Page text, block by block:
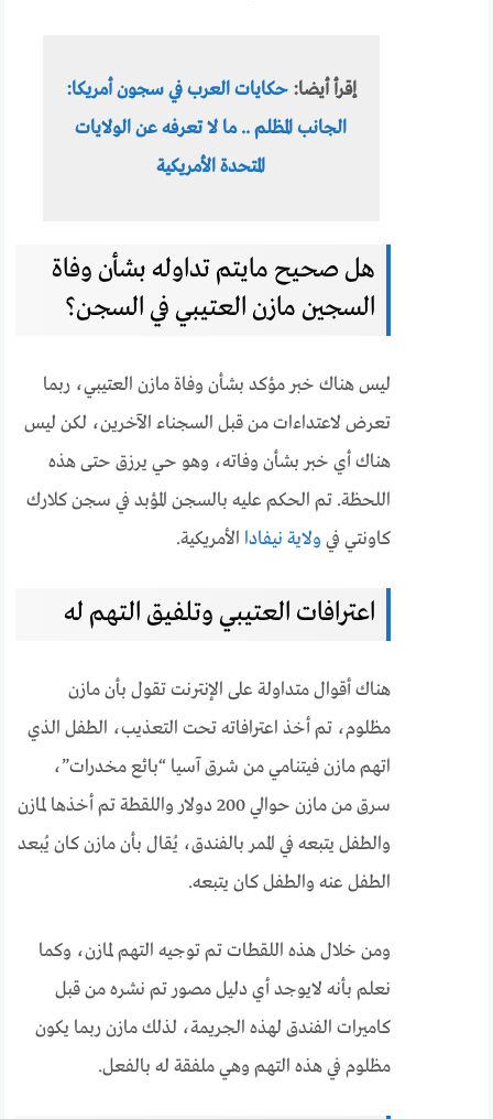
إقرأ أيضا:حكايات العرب في سجون أمريكا:
الجانب المظلم .. ما لا تعرفه عن الولايات
المتحدة الأمريكية
هل صحيح مايتم تداوله بشأن وفاة
السجين مازن العتيبي في السجن؟
ليس هناك خبر مؤكد بشأن وفاة مازن العتيبي، ربما
تعرض لاعتداءات من قبل السجناء الآخرين، لكن ليس
هناك أي خبر بشأن وفاته، وهو حي يرزق حتى هذه
اللحظة. تم الحكم عليه بالسجن المؤبد في سجن كلارك
كاونتي في ولاية نيفادا الأمريكية.
اعترافات العتيبي وتلفيق التهم له
هناك أقوال متداولة على الإنترنت تقول بأن مازن
مظلوم، تم أخذ اعترافاته تحت التعذيب، الطفل الذي
اتهم مازن فيتنامي من شرق آسيا “بائع مخدرات”،
سرق من مازن حوالي 200 دولار واللقطة تم أخذها لمازن
والطفل يتبعه في الممر بالفندق، يُقال بأن مازن كان يُبعد
الطفل عنه والطفل كان يتبعه.
ومن خلال هذه اللقطات تم توجيه التهم لمازن، وكما
نعلم بأنه لايوجد أي دليل مصور تم نشره من قبل
كاميرات الفندق لهذه الجريمة، لذلك مازن ربما يكون
مظلوم في هذه التهم وهي ملفقة له بالفعل.